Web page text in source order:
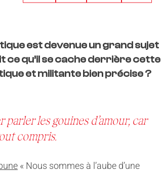
est devenue un grand sujet
ce qu’il se cache derrière cette
et militante bien précise ?
parler les gouines d’amour, car
compris.
« Nous sommes à l’aube d’une